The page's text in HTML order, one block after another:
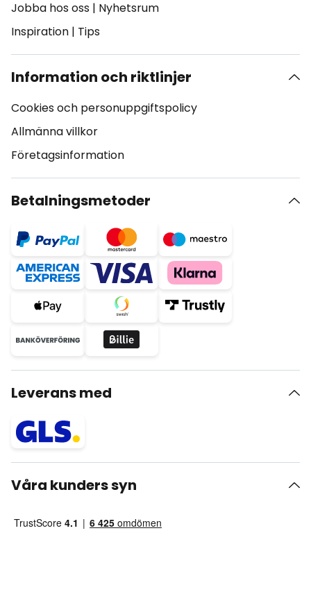
Jobba hos oss | Nyhetsrum
Inspiration | Tips
Information och riktlinjer
Cookies och personuppgiftspolicy
Allmänna villkor
Företagsinformation
Betalningsmetoder
Leverans med
Våra kunders syn